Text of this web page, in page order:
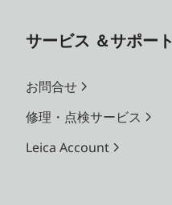
サービス ＆サポート
お問合せ
修理・点検サービス
Leica Account